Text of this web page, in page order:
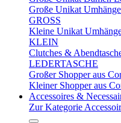
Große Unikat
GROSS
Kleine Unikat
KLEIN
Clutches &
LEDERTASCHE
Großer Shopper aus
Kleiner Shopper aus
Accessoires &
Zur Kategorie